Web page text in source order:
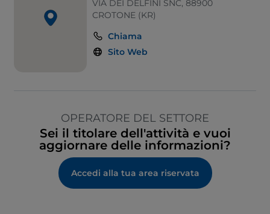
VIA DEI DELFINI SNC, 88900
CROTONE (KR)
Chiama
Sito Web
OPERATORE DEL SETTORE
Sei il titolare dell'attività e vuoi
aggiornare delle informazioni?
Accedi alla tua area riservata